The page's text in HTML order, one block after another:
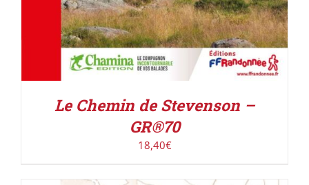
Le Chemin de Stevenson –
GR®70
18,40€